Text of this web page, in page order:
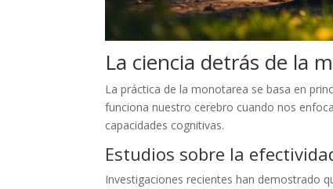
La ciencia detrás de la
La práctica de la monotarea se basa en
funciona nuestro cerebro cuando nos
capacidades cognitivas.
Estudios sobre la
Investigaciones recientes han demostrado